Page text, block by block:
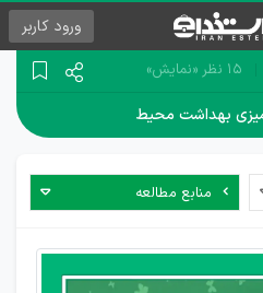
ورود کاربر
15 نظر «نمایش»
بهداشت محیط
منابع مطالعه